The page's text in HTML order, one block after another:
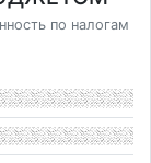
по налогам